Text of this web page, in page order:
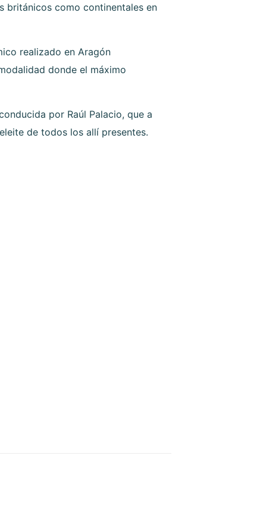
británicos como continentales en
realizado en Aragón
donde el máximo
por Raúl Palacio, que a
de todos los allí presentes.